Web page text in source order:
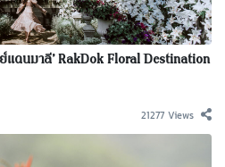
ดนมาลี’ RakDok Floral Destination
21277 Views